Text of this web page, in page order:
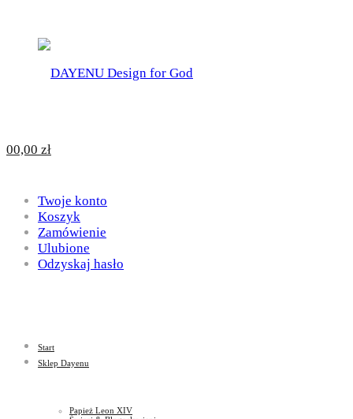
for
God
DAYENU
Design
God
00,00 zł
Twoje konto
Koszyk
Zamówienie
Ulubione
Odzyskaj hasło
Start
Sklep Dayenu
Papież Leon XIV